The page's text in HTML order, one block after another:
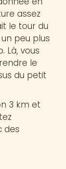
assez
le tour du
peu plus
Là, vous
le
du petit
3 km et
des